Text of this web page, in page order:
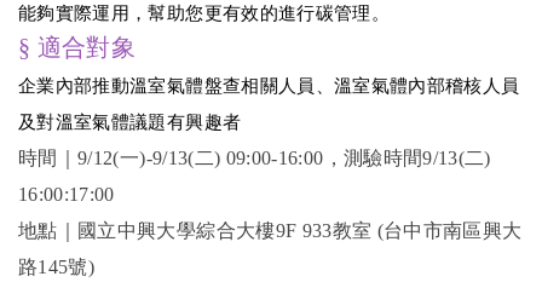
能夠實際運用，幫助您更有效的進行碳管理。
§ 適合對象
企業內部推動溫室氣體盤查相關人員、溫室氣體內部稽核人員
及對溫室氣體議題有興趣者
時間｜9/12(一)-9/13(二) 09:00-16:00 ，測驗時間9/13(二)
16:00:17:00
地點｜國立中興大學綜合大樓9F 933教室 (台中市南區興大
路145號)